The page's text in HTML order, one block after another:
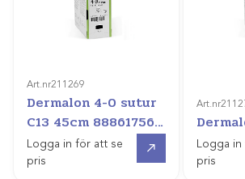
Art.nr211269
Dermalon 4-0 sutur
C13 45cm 88861756-
31 /3dz
Logga in för att se
pris
Art.nr
Logga
pris